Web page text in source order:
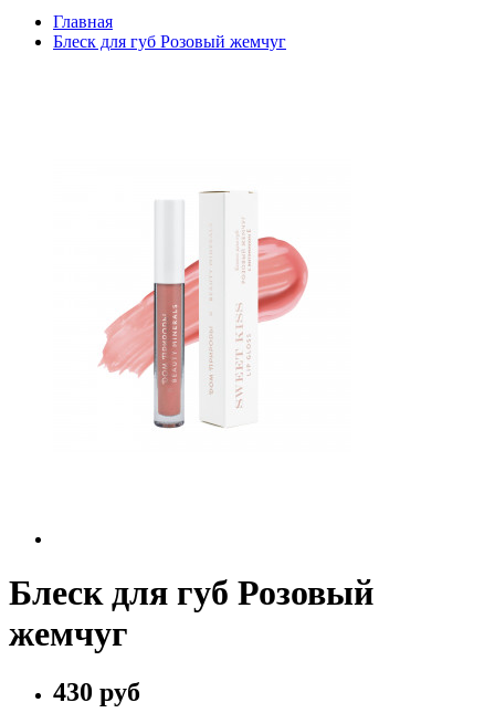
Главная
Блеск для губ Розовый жемчуг
Блеск для губ Розовый
жемчуг
430 руб